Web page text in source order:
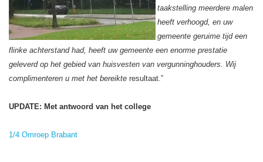
taakstelling meerdere malen
heeft verhoogd, en uw
gemeente geruime tijd een
flinke achterstand had, heeft uw gemeente een enorme prestatie
geleverd op het gebied van huisvesten van vergunninghouders. Wij
complimenteren u met het bereikte resultaat.”
UPDATE: Met antwoord van het college
1/4 Omroep Brabant